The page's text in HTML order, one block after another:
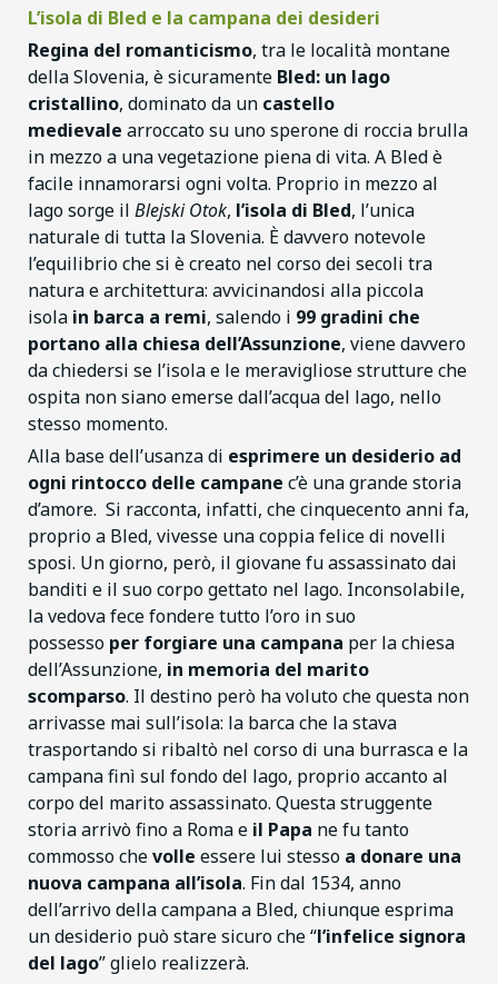
L’isola di Bled e la campana dei desideri
Regina del romanticismo, tra le località montane
della Slovenia, è sicuramente Bled: un lago
cristallino, dominato da un castello
medievale arroccato su uno sperone di roccia brulla
in mezzo a una vegetazione piena di vita. A Bled è
facile innamorarsi ogni volta. Proprio in mezzo al
lago sorge il Blejski Otok, l’isola di Bled, l’unica
naturale di tutta la Slovenia. È davvero notevole
l’equilibrio che si è creato nel corso dei secoli tra
natura e architettura: avvicinandosi alla piccola
isola in barca a remi, salendo i 99 gradini che
portano alla chiesa dell’Assunzione, viene davvero
da chiedersi se l’isola e le meravigliose strutture che
ospita non siano emerse dall’acqua del lago, nello
stesso momento.
Alla base dell’usanza di esprimere un desiderio ad
ogni rintocco delle campane c’è una grande storia
d’amore. Si racconta, infatti, che cinquecento anni fa,
proprio a Bled, vivesse una coppia felice di novelli
sposi. Un giorno, però, il giovane fu assassinato dai
banditi e il suo corpo gettato nel lago. Inconsolabile,
la vedova fece fondere tutto l’oro in suo
possesso per forgiare una campana per la chiesa
dell’Assunzione, in memoria del marito
scomparso. Il destino però ha voluto che questa non
arrivasse mai sull’isola: la barca che la stava
trasportando si ribaltò nel corso di una burrasca e la
campana finì sul fondo del lago, proprio accanto al
corpo del marito assassinato. Questa struggente
storia arrivò fino a Roma e il Papa ne fu tanto
commosso chevolle essere lui stesso a donare una
nuova campana all’isola. Fin dal 1534, anno
dell’arrivo della campana a Bled, chiunque esprima
un desiderio può stare sicuro che “l’infelice signora
del lago” glielo realizzerà.